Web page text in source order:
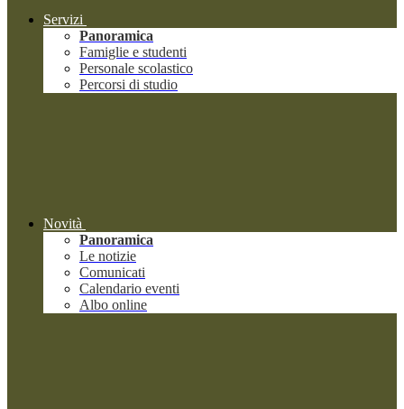
Servizi
Panoramica
Famiglie e studenti
Personale scolastico
Percorsi di studio
Novità
Panoramica
Le notizie
Comunicati
Calendario eventi
Albo online